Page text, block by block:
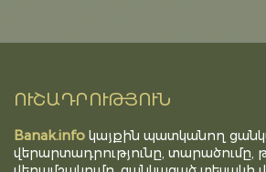
ՈՒՇԱԴՐՈՒԹՅՈՒՆ
Banak.info կայքին պատկանող
վերարտադրությունը, տարածումը,